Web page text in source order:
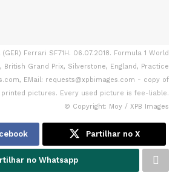
Ferrari SF71H. 06.07.2018. Formula 1 World
British Grand Prix, Silverstone, England, Practice
EMail: requests@xpbimages.com - copy of
pictures. Every used picture is fee-liable.
© Copyright: Moy / XPB Images
Partilhar no X
no Whatsapp